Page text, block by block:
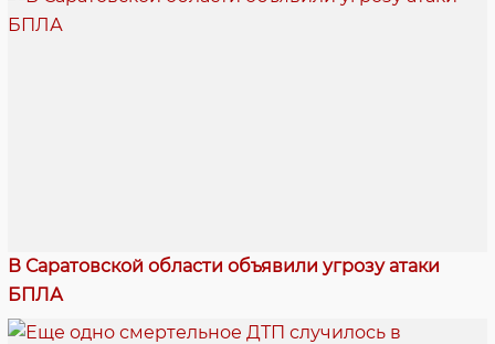
В Саратовской области объявили угрозу атаки
БПЛА